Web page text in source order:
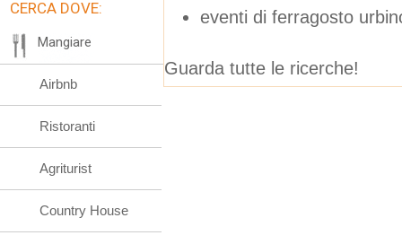
eventi di ferragosto
Guarda tutte le ricerche!
CERCA DOVE:
Mangiare
Airbnb
Ristoranti
Agriturist
Country House